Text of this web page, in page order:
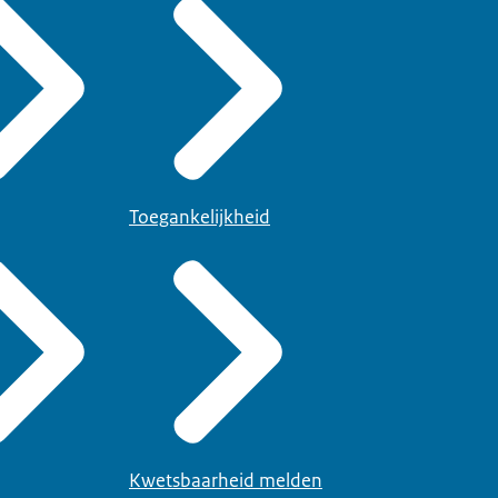
Toegankelijkheid
Kwetsbaarheid melden